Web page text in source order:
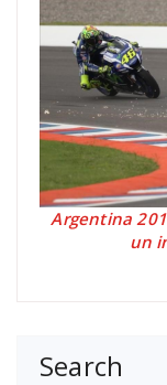
Argentina
un
Search